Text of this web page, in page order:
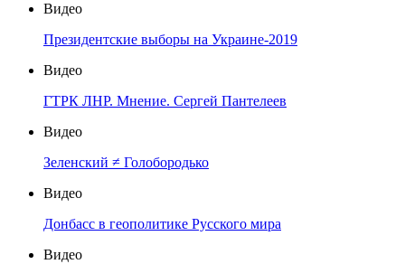
Видео
Президентские выборы на Украине-2019
Видео
ГТРК ЛНР. Мнение. Сергей Пантелеев
Видео
Зеленский ≠ Голобородько
Видео
Донбасс в геополитике Русского мира
Видео